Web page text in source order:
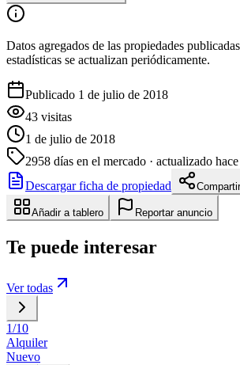
Datos agregados de las propiedades
estadísticas se actualizan periódicamente.
Publicado 1 de julio de 2018
43 visitas
1 de julio de 2018
2958 días en el mercado · actualizado
Descargar ficha de propiedad
Compartir
Añadir a tablero Reportar anuncio
Te puede interesar
Ver todas
1/10
Alquiler
Nuevo